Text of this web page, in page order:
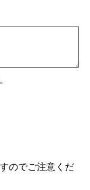
のでご注意くだ